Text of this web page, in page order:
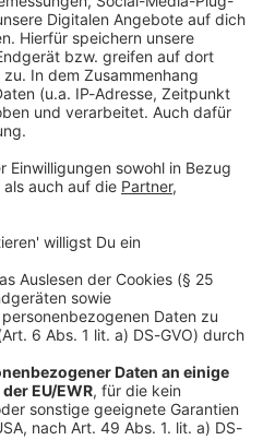
infocom, dpa:260415-930-949837/4